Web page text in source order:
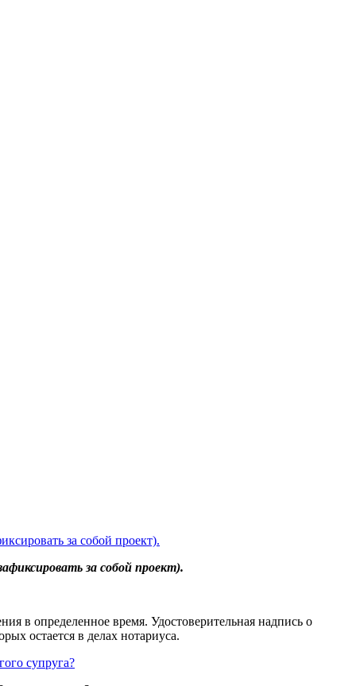
за собой проект).
за собой проект).
в определенное время. Удостоверительная надпись о
остается в делах нотариуса.
супруга?